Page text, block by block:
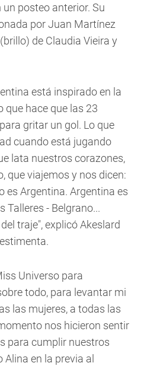
un posteo anterior. Su
por Juan Martínez
de Claudia Vieira y
está inspirado en la
que hace que las 23
gritar un gol. Lo que
cuando está jugando
lata nuestros corazones,
que viajemos y nos dicen:
es Argentina. Argentina es
Talleres - Belgrano...
traje", explicó Akeslard
Universo para
todo, para levantar mi
las mujeres, a todas las
nos hicieron sentir
para cumplir nuestros
en la previa al